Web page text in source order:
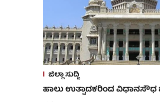
ಜಿಲ್ಲಾ ಸುದ್ದಿ
ಹಾಲು ಉತ್ಪಾದಕರಿಂದ